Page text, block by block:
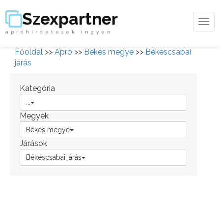
Szexpartner
apróhirdetések ingyen
Főoldal >> Apró >> Békés megye >> Békéscsabai
járás
Kategória
Megyék
Békés megye
Járások
Békéscsabai járás